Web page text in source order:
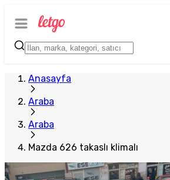
Anasayfa
Araba
Araba
Mazda 626 takaslı klimalı